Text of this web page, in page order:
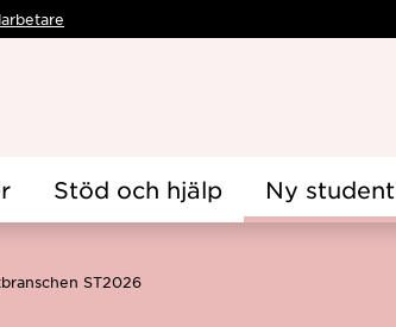
Stöd och hjälp Ny student
ST2026